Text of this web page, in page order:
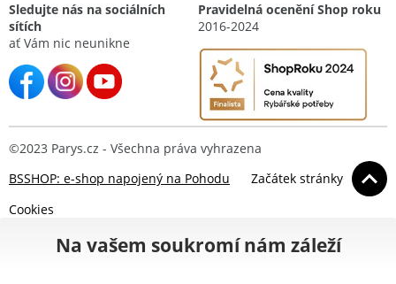
Sledujte nás na sociálních
sítích
ať Vám nic neunikne
Pravidelná ocenění Shop roku
2016-2024
©2023 Parys.cz - Všechna práva vyhrazena
BSSHOP: e-shop napojený na Pohodu
Začátek stránky
Cookies
Na vašem soukromí nám záleží